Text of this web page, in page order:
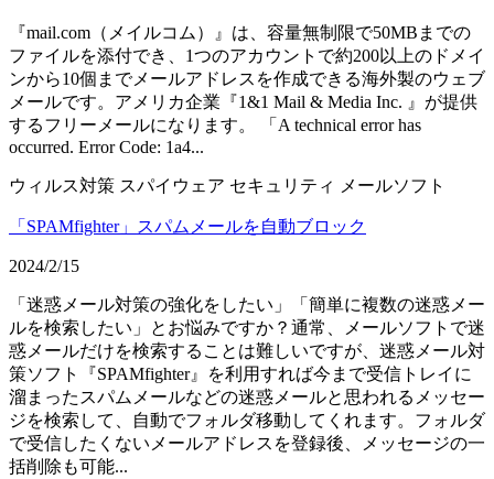
『mail.com（メイルコム）』は、容量無制限で50MBまでの
ファイルを添付でき、1つのアカウントで約200以上のドメイ
ンから10個までメールアドレスを作成できる海外製のウェブ
メールです。アメリカ企業『1&1 Mail & Media Inc. 』が提供
するフリーメールになります。 「A technical error has
occurred. Error Code: 1a4...
ウィルス対策 スパイウェア セキュリティ メールソフト
「SPAMfighter」スパムメールを自動ブロック
2024/2/15
「迷惑メール対策の強化をしたい」「簡単に複数の迷惑メー
ルを検索したい」とお悩みですか？通常、メールソフトで迷
惑メールだけを検索することは難しいですが、迷惑メール対
策ソフト『SPAMfighter』を利用すれば今まで受信トレイに
溜まったスパムメールなどの迷惑メールと思われるメッセー
ジを検索して、自動でフォルダ移動してくれます。フォルダ
で受信したくないメールアドレスを登録後、メッセージの一
括削除も可能...